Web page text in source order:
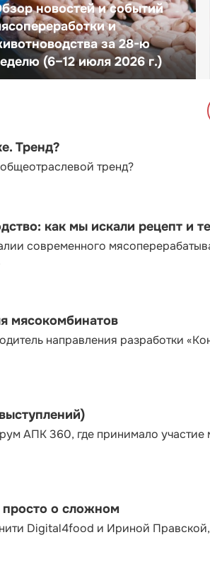
новостей и событий
и
за 28-ю
(6–12 июля 2026 г.)
Тренд?
тренд?
как мы искали рецепт и
современного
мясокомбинатов
направления разработки
АПК 360, где принимало участие
о сложном
Digital4food и Ириной